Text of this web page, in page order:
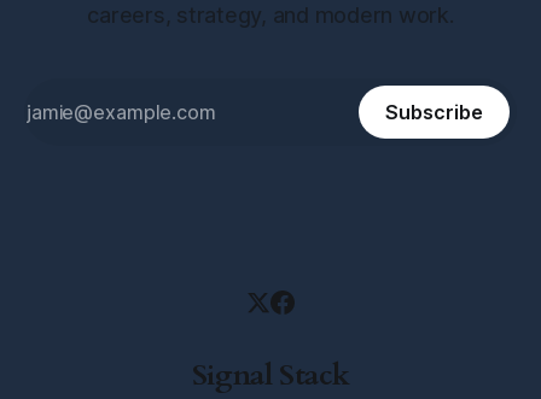
careers, strategy, and modern work.
Subscribe
Signal Stack